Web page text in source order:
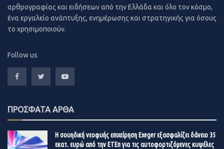
δισ. ευρώ.
αλλά και… μη αναμενόμενους όπως τον Tom Fitzpatrick
της Citigroup, που προβλέπει ότι θα φτάσει στις 318.000
δολάρια, ο γρίφος περιπλέκεται.
Oι θεσμικοί
Στην πραγματικότητα, τα πράγματα δεν είναι τόσο…
τη φορά, βρίσκεται η ίδια η Wall Street. Kαι βαριά
ονόματα της παγκόσμιας επενδυτικής κοινότητας, τα
οποία πλέον τοποθετούν ένα σημαντικό μέρος του
χαρτοφυλακίου τους στο βασικό κρυπτονόμισμα, που,
αρθρογραφίας και ειδήσεων από την Ελλάδα και όλο τον κόσμο,
ένα εργαλείο ανάπτυξης, ενημέρωσης και στρατηγικής για όσους
το χρησιμοποιούν.
Follow us
ΠΡΟΣΦΑΤΑ ΑΡΘΑ
Η σουηδική νεοφυής επιχείρηση Exeger εξασφαλίζει δάνειο 35
εκατ. ευρώ από την ΕΤΕπ για τις αυτοφορτιζόμενες κυψέλες